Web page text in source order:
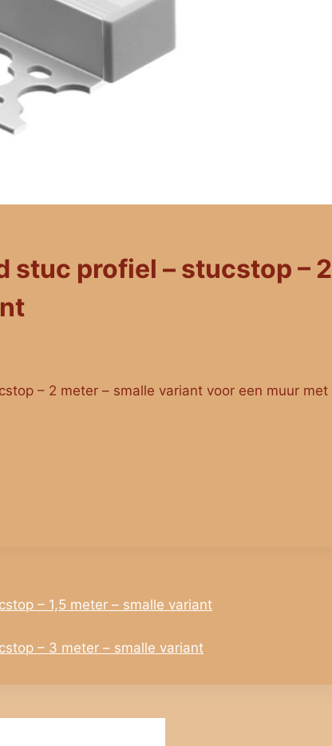
stuc profiel – stucstop – 2
– 2 meter – smalle variant voor een muur met
– 1,5 meter – smalle variant
– 3 meter – smalle variant